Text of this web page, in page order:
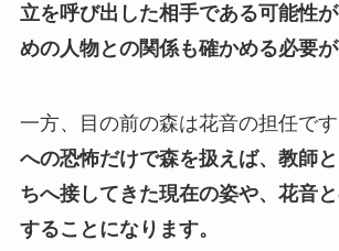
立を呼び出した相手である可能性
めの人物との関係も確かめる必要が
一方、目の前の森は花音の担任です
への恐怖だけで森を扱えば、教師
ちへ接してきた現在の姿や、花音
することになります。